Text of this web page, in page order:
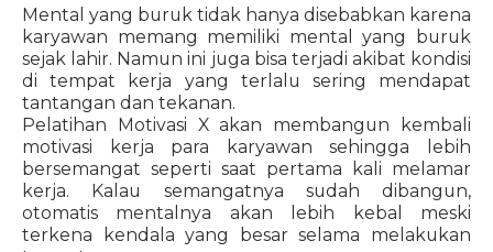
Mental yang buruk tidak hanya disebabkan karena
karyawan memang memiliki mental yang buruk
sejak lahir. Namun ini juga bisa terjadi akibat kondisi
di tempat kerja yang terlalu sering mendapat
tantangan dan tekanan.
Pelatihan Motivasi X akan membangun kembali
motivasi kerja para karyawan sehingga lebih
bersemangat seperti saat pertama kali melamar
kerja. Kalau semangatnya sudah dibangun,
otomatis mentalnya akan lebih kebal meski
terkena kendala yang besar selama melakukan